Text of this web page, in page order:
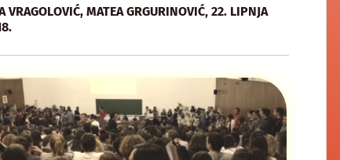
VRAGOLOVIĆ, MATEA GRGURINOVIĆ,22. LIPNJA